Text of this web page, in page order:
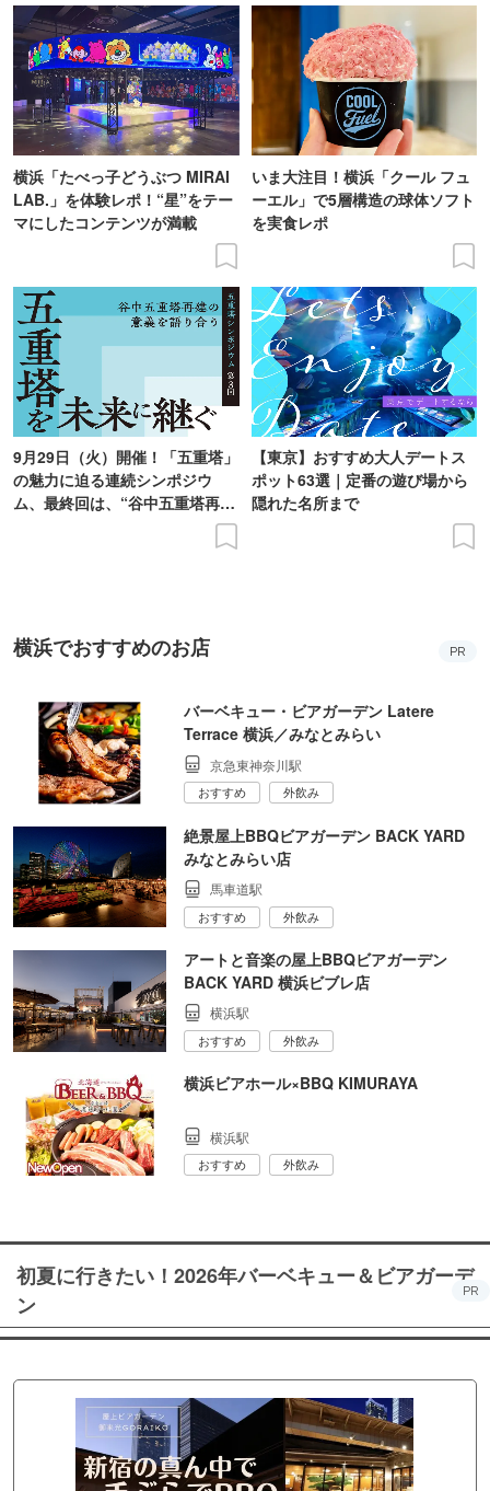
横浜「たべっ子どうぶつ MIRAI
LAB.」を体験レポ！“星”をテー
マにしたコンテンツが満載
いま大注目！横浜「クール フュ
ーエル」で5層構造の球体ソフト
を実食レポ
9月29日（火）開催！「五重塔」
の魅力に迫る連続シンポジウ
ム、最終回は、“谷中五重塔再建
【東京】おすすめ大人デートス
ポット63選｜定番の遊び場から
隠れた名所まで
横浜でおすすめのお店 PR
バーベキュー・ビアガーデン Latere
Terrace 横浜／みなとみらい
京急東神奈川駅
おすすめ 外飲み
絶景屋上BBQビアガーデン BACK YARD
みなとみらい店
馬車道駅
おすすめ 外飲み
アートと音楽の屋上BBQビアガーデン
BACK YARD 横浜ビブレ店
横浜駅
おすすめ 外飲み
横浜ビアホール×BBQ KIMURAYA
横浜駅
おすすめ 外飲み
初夏に行きたい！2026年バーベキュー＆ビアガーデ
ン
PR